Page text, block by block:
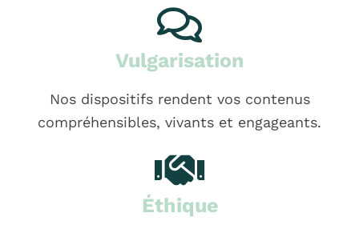
Vulgarisation
Nos dispositifs rendent vos contenus
compréhensibles, vivants et engageants.
Éthique